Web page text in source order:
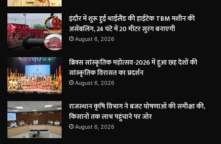
इंदौर में शुरू हुई थाईलैंड की हाईटेक TBM मशीन की
असेंबलिंग, 24 घंटे में 20 मीटर सुरंग बनाएगी
August 6, 2026
ब्रिक्स सांस्कृतिक महोत्सव-2026 में हुआ छह देशों की
सांस्कृतिक विरासत का प्रदर्शन
August 6, 2026
राजस्थान कृषि विभाग ने बजट घोषणाओं की समीक्षा की,
किसानों तक लाभ पहुंचाने पर जोर
August 6, 2026